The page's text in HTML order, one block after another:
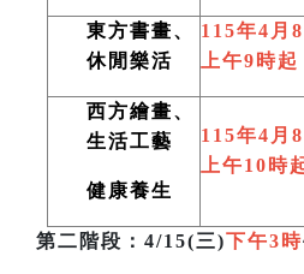
東方書畫、
休閒樂活
115年4月
上午9時起
西方繪畫、
生活工藝
健康養生
115年4月
上午10時
第二階段 ：4/15(三)下午3時